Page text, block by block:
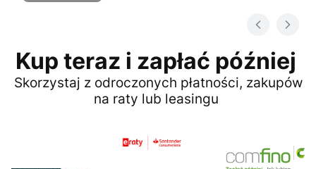
Kup teraz i zapłać później
Skorzystaj z odroczonych płatności, zakupów
na raty lub leasingu